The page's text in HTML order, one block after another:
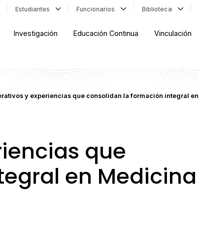
Estudiantes Funcionarios Biblioteca
Investigación Educación Continua Vinculación
y experiencias que consolidan la formación integral en
que
en Medicina